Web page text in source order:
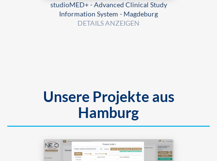
studioMED+ - Advanced Clinical Study
Information System - Magdeburg
DETAILS ANZEIGEN
Unsere Projekte aus
Hamburg